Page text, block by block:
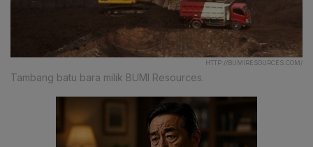
HTTP://BUMIRESOURCES.COM/
Tambang batu bara milik BUMI Resources.